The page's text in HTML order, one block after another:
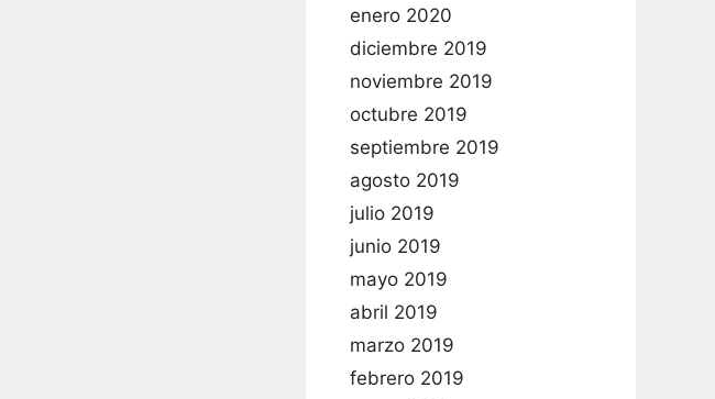
enero 2020
diciembre 2019
noviembre 2019
octubre 2019
septiembre 2019
agosto 2019
julio 2019
junio 2019
mayo 2019
abril 2019
marzo 2019
febrero 2019